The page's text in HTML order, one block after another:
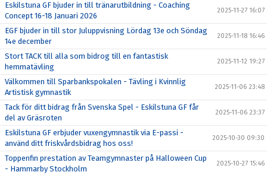
Eskilstuna GF bjuder in till tränarutbildning - Coaching
Concept 16-18 Januari 2026
2025-11-27 16:07
EGF bjuder in till stor Juluppvisning Lördag 13e och Söndag
14e december
2025-11-18 16:46
Stort TACK till alla som bidrog till en fantastisk
hemmatävling
2025-11-12 19:27
Välkommen till Sparbankspokalen - Tävling i Kvinnlig
Artistisk gymnastik
2025-11-06 23:48
Tack för ditt bidrag från Svenska Spel - Eskilstuna GF får
del av Gräsroten
2025-11-06 23:37
Eskilstuna GF erbjuder vuxengymnastik via E-passi -
använd ditt friskvårdsbidrag hos oss!
2025-10-30 09:30
Toppenfin prestation av Teamgymnaster på Halloween Cup
- Hammarby Stockholm
2025-10-27 15:46